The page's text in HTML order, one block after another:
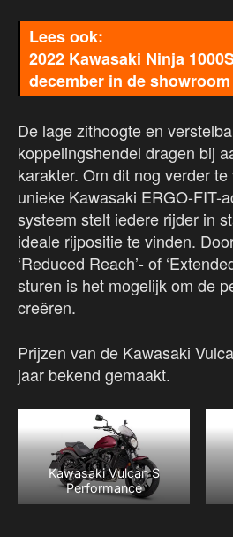
2022 Kawasaki Ninja
december in de showroom
De lage zithoogte en
koppelingshendel dragen bij
karakter. Om dit nog verder
unieke Kawasaki ERGO-FIT-
systeem stelt iedere rijder in
ideale rijpositie te vinden.
‘Reduced Reach’- of
sturen is het mogelijk om de
creëren.
Prijzen van de Kawasaki
jaar bekend gemaakt.
Kawasaki Vulcan S
Performance